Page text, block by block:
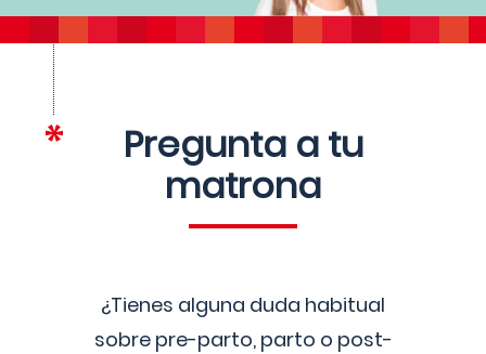
Pregunta a tu
matrona
¿Tienes alguna duda habitual
sobre pre-parto, parto o post-